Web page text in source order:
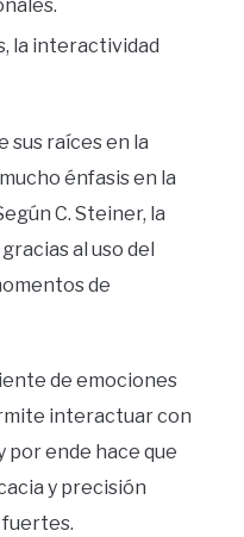
la interactividad
sus raíces en la
énfasis en la
C. Steiner, la
al uso del
de
de emociones
interactuar con
por ende hace que
y precisión